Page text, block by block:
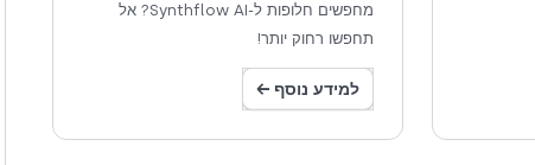
מחפשים חלופות ל-Synthflow AI? אל
תחפשו רחוק יותר!
למידע נוסף ←